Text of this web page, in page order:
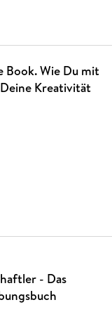
Book. Wie Du mit
Kreativität
- Das